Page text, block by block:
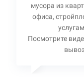
мусора из
офиса,
Посмотрите